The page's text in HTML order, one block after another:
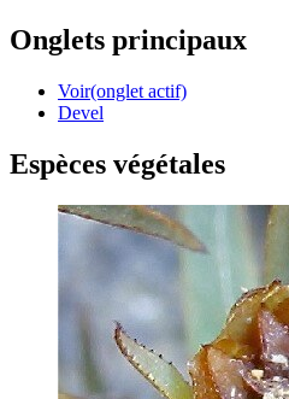
Onglets principaux
Voir(onglet actif)
Devel
Espèces végétales